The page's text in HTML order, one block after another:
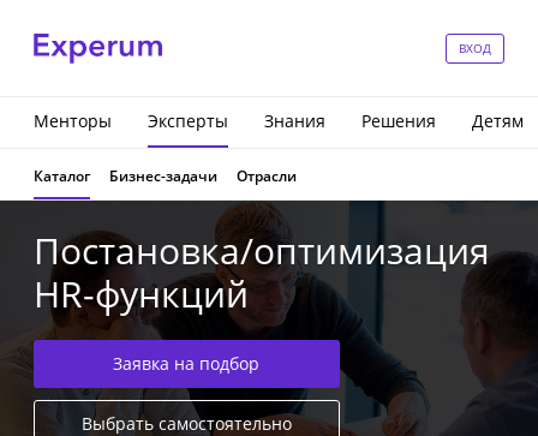
ВХОД
Менторы Эксперты Знания Решения Детям
Каталог Бизнес-задачи Отрасли
Постановка/оптимизация
HR-функций
Заявка на подбор
Выбрать самостоятельно